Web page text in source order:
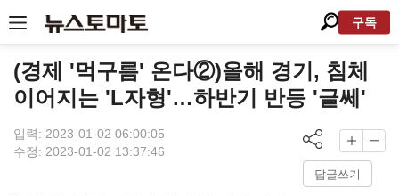
구독
(경제 '먹구름' 온다②)올해 경기, 침체
이어지는 'L자형'…하반기 반등 '글쎄'
입력: 2023-01-02 06:00:05
수정: 2023-01-02 13:37:46
답글쓰기